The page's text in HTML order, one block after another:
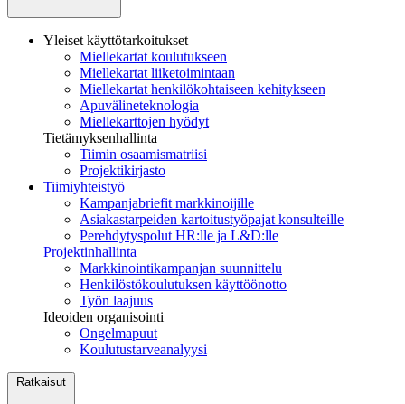
Yleiset käyttötarkoitukset
Miellekartat koulutukseen
Miellekartat liiketoimintaan
Miellekartat henkilökohtaiseen kehitykseen
Apuvälineteknologia
Miellekarttojen hyödyt
Tietämyksenhallinta
Tiimin osaamismatriisi
Projektikirjasto
Tiimiyhteistyö
Kampanjabriefit markkinoijille
Asiakastarpeiden kartoitustyöpajat konsulteille
Perehdytyspolut HR:lle ja L&D:lle
Projektinhallinta
Markkinointikampanjan suunnittelu
Henkilöstökoulutuksen käyttöönotto
Työn laajuus
Ideoiden organisointi
Ongelmapuut
Koulutustarveanalyysi
Ratkaisut